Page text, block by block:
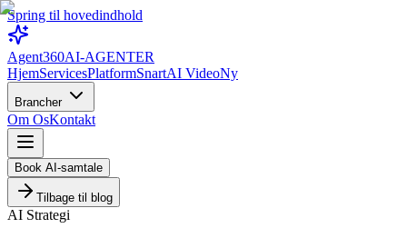
Spring til hovedindhold
Agent360AI-AGENTER
HjemServicesPlatformSnartAI VideoNy
Brancher
Om OsKontakt
Book AI-samtale
Tilbage til blog
AI Strategi